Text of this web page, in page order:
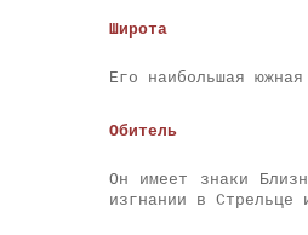
Широта
Его наибольшая
Обитель
Он имеет знаки
изгнании в